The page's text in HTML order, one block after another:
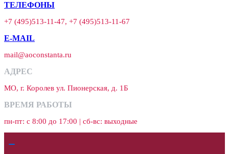
ТЕЛЕФОНЫ
+7 (495)513-11-47, +7 (495)513-11-67
E-MAIL
mail@aoconstanta.ru
АДРЕС
МО, г. Королев ул. Пионерская, д. 1Б
ВРЕМЯ РАБОТЫ
пн-пт: с 8:00 до 17:00 | сб-вс: выходные